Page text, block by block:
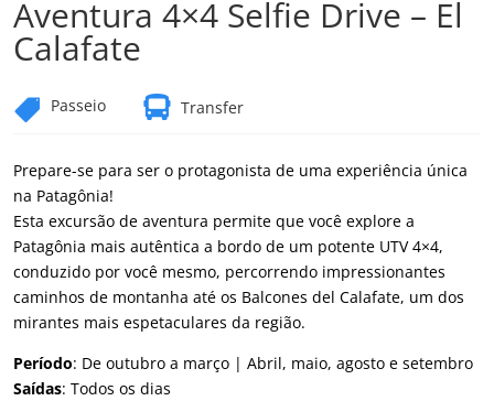
Aventura 4×4 Selfie Drive – El
Calafate
 Passeio  Transfer
Prepare-se para ser o protagonista de uma experiência única
na Patagônia!
Esta excursão de aventura permite que você explore a
Patagônia mais autêntica a bordo de um potente UTV 4×4,
conduzido por você mesmo, percorrendo impressionantes
caminhos de montanha até os Balcones del Calafate, um dos
mirantes mais espetaculares da região.
Período: De outubro a março | Abril, maio, agosto e setembro
Saídas: Todos os dias